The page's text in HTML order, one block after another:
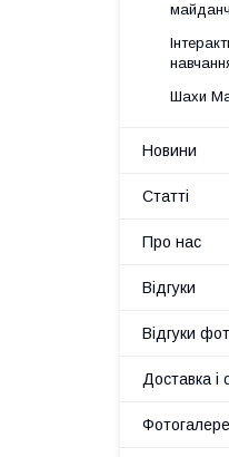
Шахи
Новини
Статті
Про нас
Відгуки
Відгуки
Доставка і